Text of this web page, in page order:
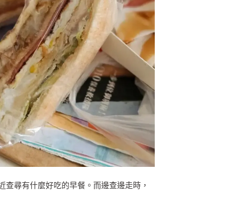
尋有什麼好吃的早餐。而邊查邊走時，